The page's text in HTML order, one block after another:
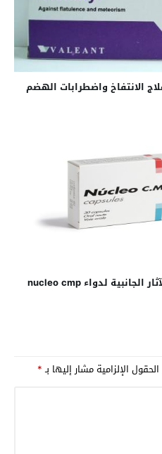
دواعي استعمال دواء نيكول الآثار الجانبية لدواء nucleo cmp
الحقول الإلزامية مشار إليها بـ*